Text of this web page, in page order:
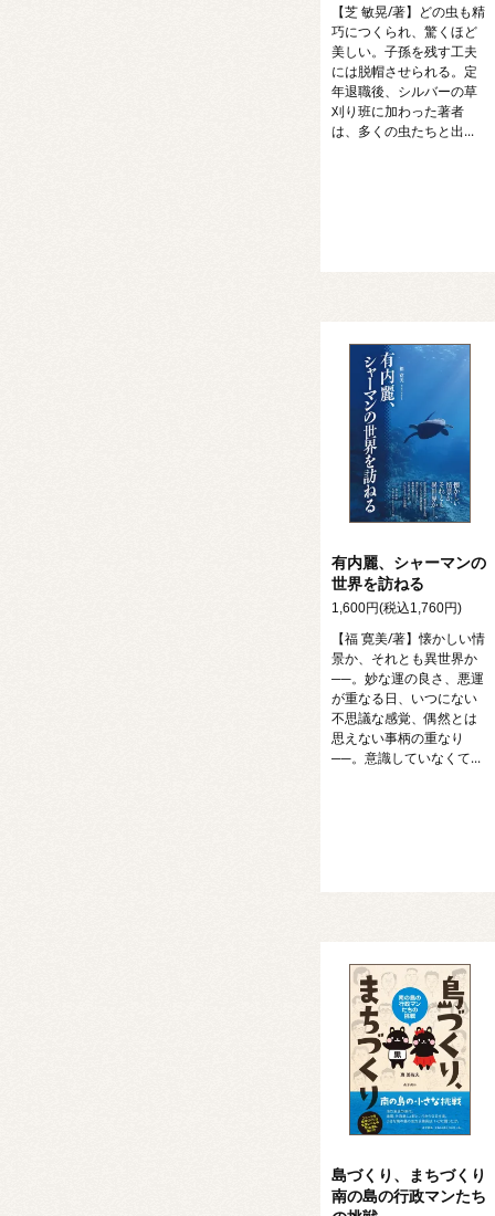
【芝 敏晃/著】どの虫も精
巧につくられ、驚くほど
美しい。子孫を残す工夫
には脱帽させられる。定
年退職後、シルバーの草
刈り班に加わった著者
は、多くの虫たちと出...
有内麗、シャーマンの
世界を訪ねる
1,600円(税込1,760円)
【福 寛美/著】懐かしい情
景か、それとも異世界か
──。妙な運の良さ、悪運
が重なる日、いつにない
不思議な感覚、偶然とは
思えない事柄の重なり
──。意識していなくて...
島づくり、まちづくり
南の島の行政マンたち